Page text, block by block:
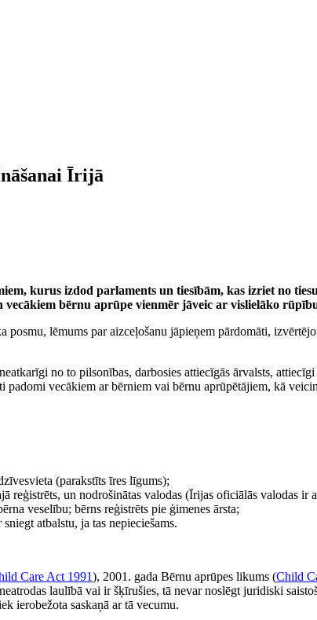
Īrijā
kurus izdod parlaments un tiesībām, kas izriet no
bērnu aprūpe vienmēr jāveic ar vislielāko
lēmums par aizceļošanu jāpieņem pārdomāti,
no to pilsonības, darbosies attiecīgās ārvalsts,
vecākiem ar bērniem vai bērnu aprūpētājiem, kā
(parakstīts īres līgums);
reģistrēts, un nodrošinātas valodas (Īrijas oficiālās valodas ir
veselību; bērns reģistrēts pie ģimenes ārsta;
atbalstu, ja tas nepieciešams.
Care Act 1991), 2001. gada Bērnu aprūpes likums (Child
laulībā vai ir šķīrušies, tā nevar noslēgt juridiski
ierobežota saskaņā ar tā vecumu.